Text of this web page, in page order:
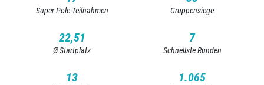
Super-Pole-Teilnahmen Gruppensiege
22,51
Ø Startplatz
7
Schnellste Runden
13 1.065